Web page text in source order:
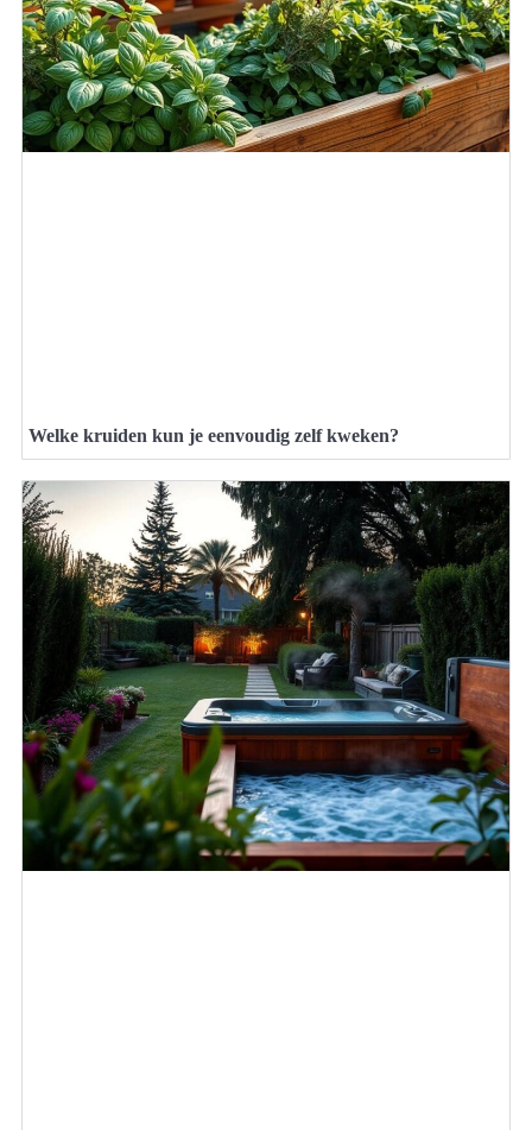
Welke kruiden kun je eenvoudig zelf kweken?